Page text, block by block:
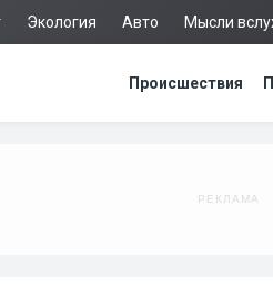
Экология Авто Мысли
Происшествия